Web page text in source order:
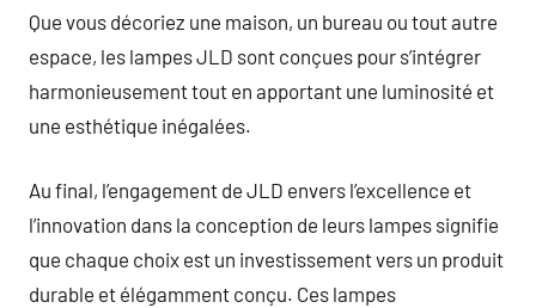
Que vous décoriez une maison, un bureau ou tout autre
espace, les lampes JLD sont conçues pour s’intégrer
harmonieusement tout en apportant une luminosité et
une esthétique inégalées.
Au final, l’engagement de JLD envers l’excellence et
l’innovation dans la conception de leurs lampes signifie
que chaque choix est un investissement vers un produit
durable et élégamment conçu. Ces lampes